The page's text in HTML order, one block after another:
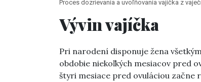
Proces dozrievania a uvoľňovania vajíčka z
Vývin vajíčka
Pri narodení disponuje žena
obdobie niekoľkých mesiacov pred
štyri mesiace pred ovuláciou začne